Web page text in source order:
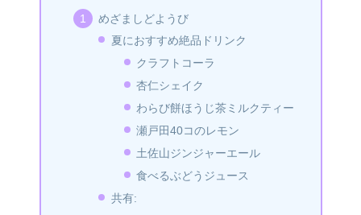
めざましどようび
夏におすすめ絶品ドリンク
クラフトコーラ
杏仁シェイク
わらび餅ほうじ茶ミルクティー
瀬戸田40コのレモン
土佐山ジンジャーエール
食べるぶどうジュース
共有: